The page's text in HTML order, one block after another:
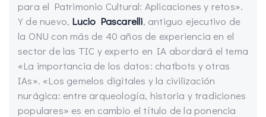
para el Patrimonio Cultural: Aplicaciones y retos».
Y de nuevo, Lucio Pascarelli, antiguo ejecutivo de
la ONU con más de 40 años de experiencia en el
sector de las TIC y experto en IA abordará el tema
«La importancia de los datos: chatbots y otras
IAs». «Los gemelos digitales y la civilización
nurágica: entre arqueología, historia y tradiciones
populares» es en cambio el título de la ponencia